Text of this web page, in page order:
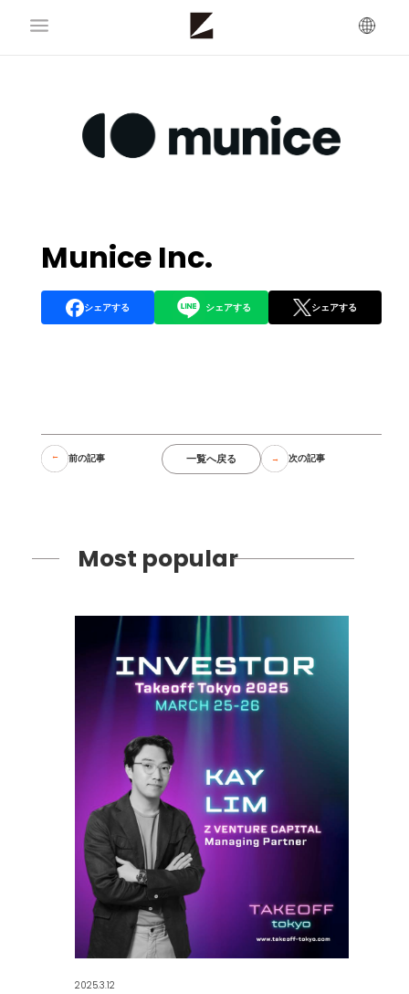
Munice Inc.
シェアする シェアする シェアする
前の記事 一覧へ戻る 次の記事
Most popular
2025.3.12